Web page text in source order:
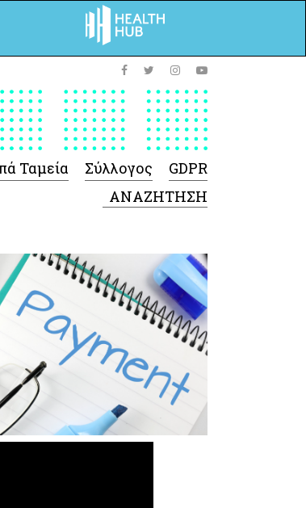
 Ιατροτεχνολογικών
Προϊόντων
πληροφορίες
Σύμβαση Ακουστικών/
Ορθοπεδικά/ Αναπνευστικές
-Σύμβαση Σκευασμάτων Ειδικής
Διατροφής
Υγειονομικού Υλικού
Ταμεία Σύλλογος GDPR